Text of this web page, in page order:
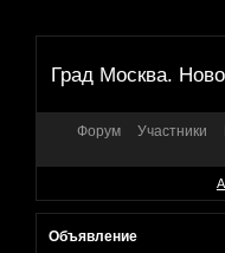
Град Москва.
Форум Участники
Объявление